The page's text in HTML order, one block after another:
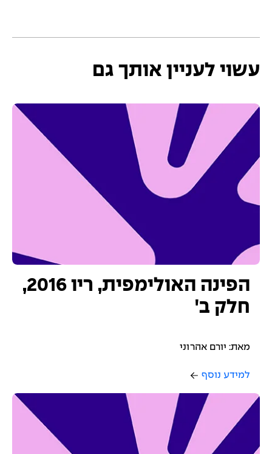
עשוי לעניין אותך גם
הפינה האולימפית, ריו 2016,
חלק ב'
מאת: יורם אהרוני
למידע נוסף